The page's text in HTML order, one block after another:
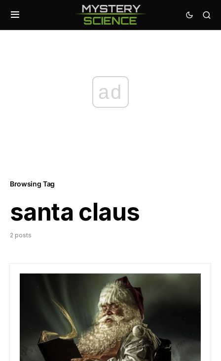
ad
Browsing Tag
santa claus
2 posts